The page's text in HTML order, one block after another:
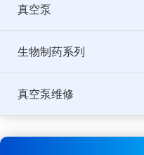
真空泵
生物制药系列
真空泵维修